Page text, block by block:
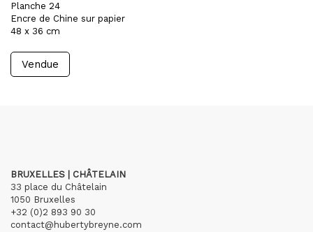
Planche 24
Encre de Chine sur papier
48 x 36 cm
Vendue
BRUXELLES | CHÂTELAIN
33 place du Châtelain
1050 Bruxelles
+32 (0)2 893 90 30
contact@hubertybreyne.com